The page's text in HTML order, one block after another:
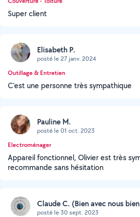
Super client
Elisabeth P.
posté le 27 janv. 2024
Outillage & Entretien
C'est une personne très sympathique
Pauline M.
posté le 01 oct. 2023
Electroménager
Appareil fonctionnel, Olivier est très
recommande sans hésitation
Claude C. (Bien avec nous
posté le 30 sept. 2023